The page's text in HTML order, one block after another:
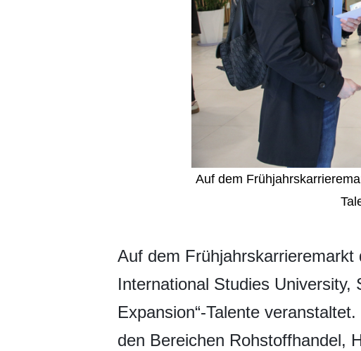
Auf dem
​Auf dem
International Studies University,
Expansion“-Talente
den Bereichen Rohstoffhandel,